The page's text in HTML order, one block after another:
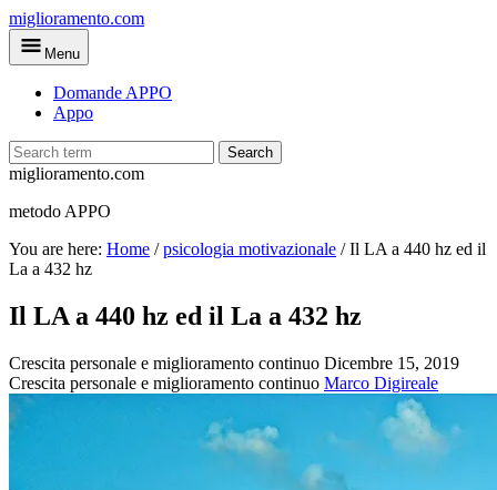
Skip
to
main
miglioramento.com
Menu
Domande APPO
Appo
Search
miglioramento.com
metodo APPO
You are here: Home /psicologia motivazionale /Il LA a 440 hz ed il
La a 432 hz
Il LA a 440 hz ed il La a 432 hz
Crescita personale e miglioramento continuo Dicembre 15, 2019
Crescita personale e miglioramento continuo Marco Digireale